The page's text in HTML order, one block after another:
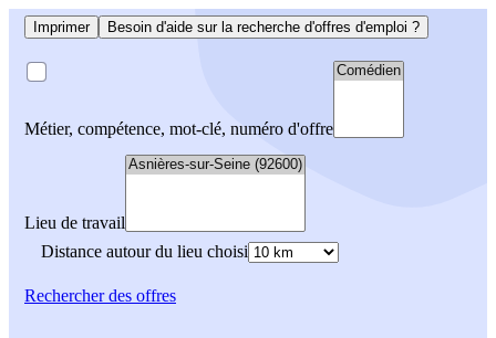
Imprimer Besoin d'aide sur la recherche d'offres d'emploi ?
Métier, compétence, mot-clé, numéro d'offre
Lieu de travail
Distance autour du lieu choisi
Rechercherdes offres